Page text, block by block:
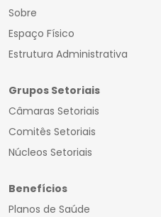
Sobre
Espaço Físico
Estrutura Administrativa
Grupos Setoriais
Câmaras Setoriais
Comitês Setoriais
Núcleos Setoriais
Benefícios
Planos de Saúde